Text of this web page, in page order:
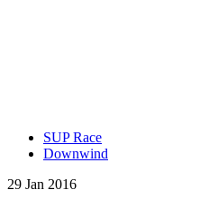
SUP Race
Downwind
29 Jan 2016